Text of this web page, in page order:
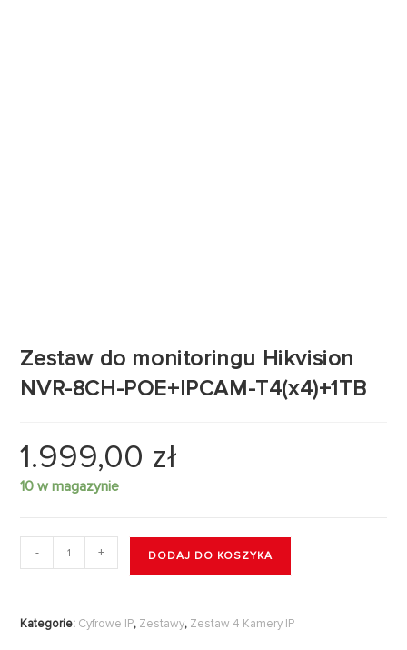
Zestaw do monitoringu Hikvision
NVR-8CH-POE+IPCAM-T4(x4)+1TB
1.999,00 zł
10 w magazynie
- + DODAJ DO KOSZYKA
Kategorie: Cyfrowe IP, Zestawy, Zestaw 4 Kamery IP